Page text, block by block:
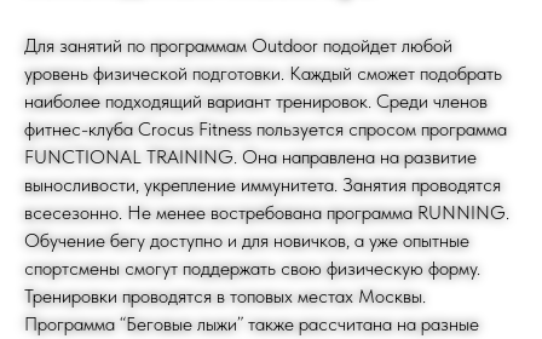
Для занятий по программам Outdoor подойдет любой
уровень физической подготовки. Каждый сможет подобрать
наиболее подходящий вариант тренировок. Среди членов
фитнес-клуба Crocus Fitness пользуется спросом программа
FUNCTIONAL TRAINING. Она направлена на развитие
выносливости, укрепление иммунитета. Занятия проводятся
всесезонно. Не менее востребована программа RUNNING.
Обучение бегу доступно и для новичков, а уже опытные
спортсмены смогут поддержать свою физическую форму.
Тренировки проводятся в топовых местах Москвы.
Программа “Беговые лыжи” также рассчитана на разные